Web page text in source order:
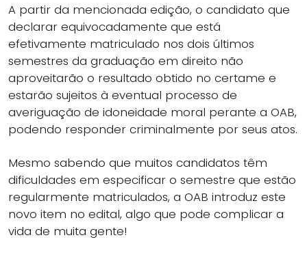
A partir da mencionada edição, o candidato que
declarar equivocadamente que está
efetivamente matriculado nos dois últimos
semestres da graduação em direito não
aproveitarão o resultado obtido no certame e
estarão sujeitos à eventual processo de
averiguação de idoneidade moral perante a OAB,
podendo responder criminalmente por seus atos.
Mesmo sabendo que muitos candidatos têm
dificuldades em especificar o semestre que estão
regularmente matriculados, a OAB introduz este
novo item no edital, algo que pode complicar a
vida de muita gente!